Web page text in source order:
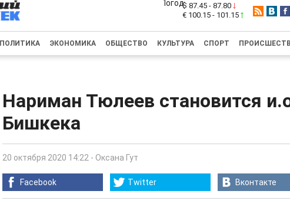
$ 87.45 - 87.80
€ 100.15 - 101.15
ПОЛИТИКА ЭКОНОМИКА ОБЩЕСТВО КУЛЬТУРА СПОРТ
Нариман Тюлеев становится
Бишкека
20 октября 2020 14:22 - Оксана Гут
Facebook Twitter Вконтакте